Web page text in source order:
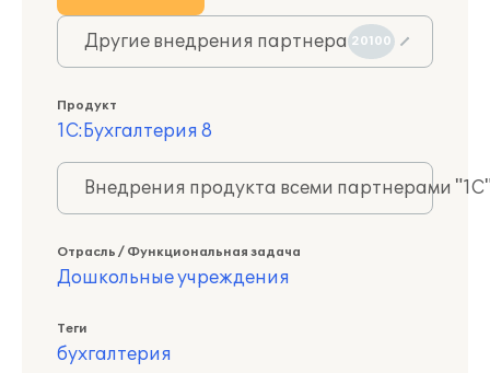
Другие внедрения партнера 20100
Продукт
1С:Бухгалтерия 8
Внедрения продукта всеми партнерами
Отрасль / Функциональная задача
Дошкольные учреждения
Теги
бухгалтерия